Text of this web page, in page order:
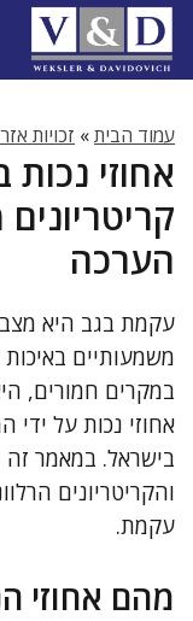
לדלג
לתוכן
עמוד הבית» זכויות
אחוזי
הערכה
עקמת בגב היא מצב
משמעותיים
במקרים חמורים,
אחוזי נכות על ידי
בישראל. במאמר
והקריטריונים
עקמת.
מהם אחוזי